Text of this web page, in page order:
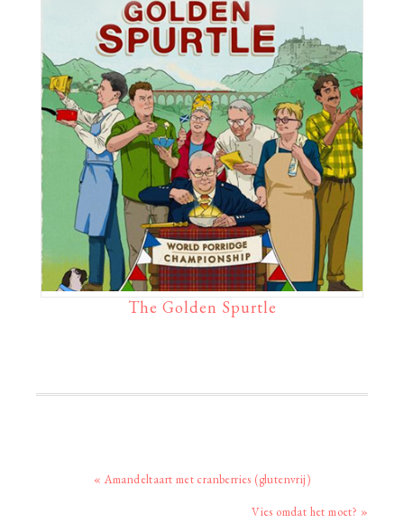
The Golden Spurtle
Vorig
« Amandeltaart met cranberries (glutenvrij)
Volgend
Vies omdat het moet? »